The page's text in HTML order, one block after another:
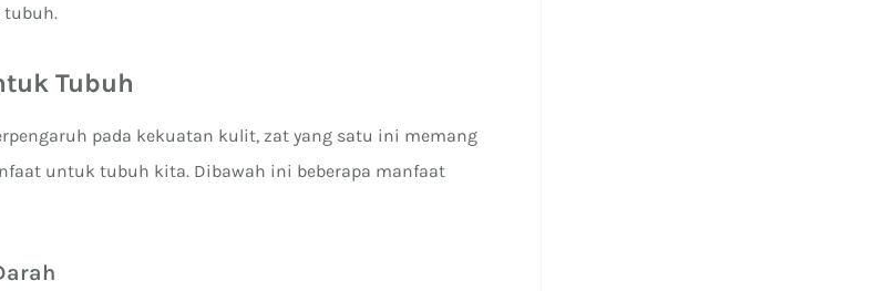
tubuh.
Tubuh
pada kekuatan kulit, zat yang satu ini memang
untuk tubuh kita. Dibawah ini beberapa manfaat